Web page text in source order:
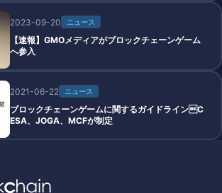
2023-09-20 ニュース
【速報】GMOメディアがブロックチェーンゲーム
へ参入
2021-06-22 ニュース
ブロックチェーンゲームに関するガイドラインC
ESA、JOGA、MCFが制定